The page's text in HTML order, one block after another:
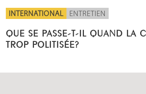
INTERNATIONAL ENTRETIEN
QUE SE PASSE-T-IL QUAND LA
TROP POLITISÉE?